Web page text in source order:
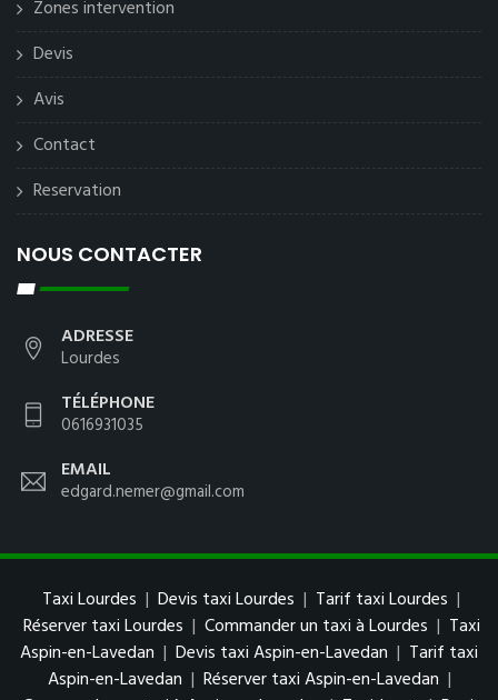
Zones intervention
Devis
Avis
Contact
Reservation
NOUS CONTACTER
ADRESSE
Lourdes
TÉLÉPHONE
0616931035
EMAIL
edgard.nemer@gmail.com
Taxi Lourdes | Devis taxi Lourdes | Tarif taxi Lourdes |
Réserver taxi Lourdes | Commander un taxi à Lourdes | Taxi
Aspin-en-Lavedan | Devis taxi Aspin-en-Lavedan | Tarif taxi
Aspin-en-Lavedan | Réserver taxi Aspin-en-Lavedan |